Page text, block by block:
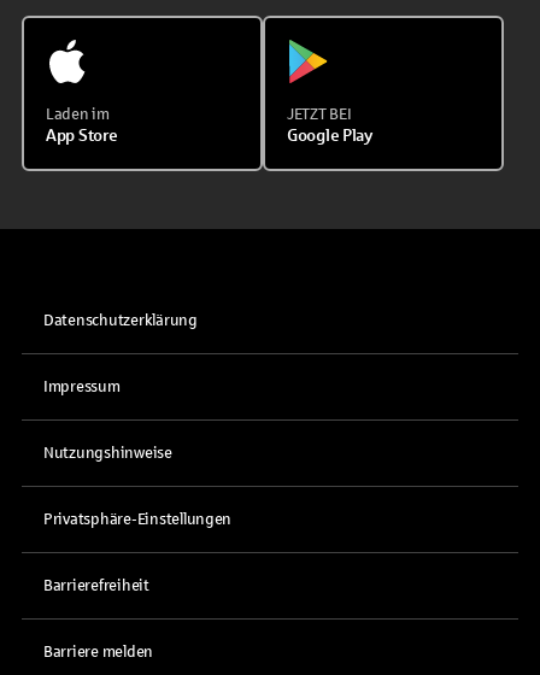
Laden im
App Store
JETZT BEI
Google Play
Datenschutzerklärung
Impressum
Nutzungshinweise
Privatsphäre-Einstellungen
Barrierefreiheit
Barriere melden